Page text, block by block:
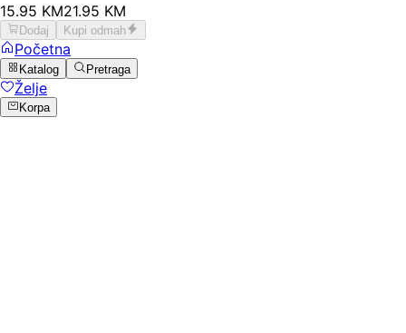
15.95 KM21.95 KM
Dodaj Kupi odmah
Početna
Katalog Pretraga
Želje
Korpa